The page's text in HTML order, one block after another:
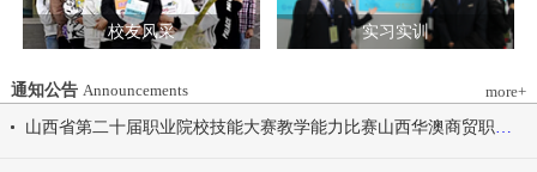
校协同发展的新篇章。
校友风采 实习实训
通知公告 Announcements
more+
山西省第二十届职业院校技能大赛教学能力比赛山西华澳商贸职业学院参赛团队信息公示